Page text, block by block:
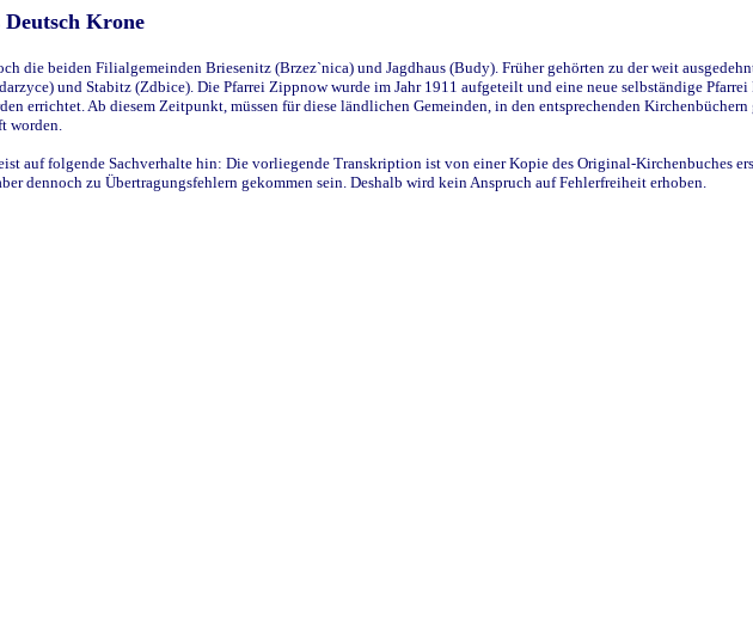
Krone
die beiden Filialgemeinden Briesenitz (Brzez`nica) und Jagdhaus (Budy). Früher gehörten zu der weit
und Stabitz (Zdbice). Die Pfarrei Zippnow wurde im Jahr 1911 aufgeteilt und eine neue selbständige
errichtet. Ab diesem Zeitpunkt, müssen für diese ländlichen Gemeinden, in den entsprechenden Kirchenbüchern
worden.
auf folgende Sachverhalte hin: Die vorliegende Transkription ist von einer Kopie des Original-Kirchenbuches
dennoch zu Übertragungsfehlern gekommen sein. Deshalb wird kein Anspruch auf Fehlerfreiheit erhoben.